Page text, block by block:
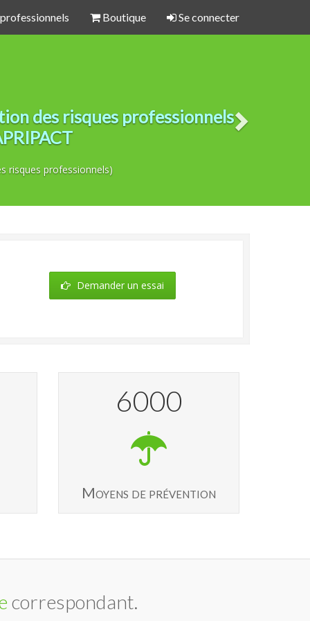
Boutique Se connecter
des risques professionnels
risques professionnels)
Demander un essai
6000
Moyens de prévention
correspondant.